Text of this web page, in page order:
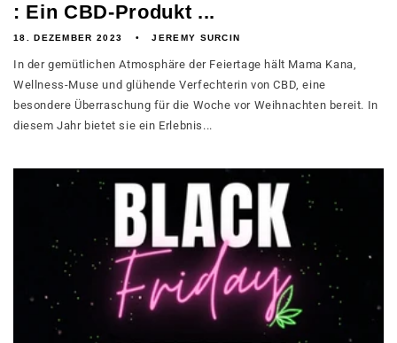
: Ein CBD-Produkt ...
18. DEZEMBER 2023 JEREMY SURCIN
In der gemütlichen Atmosphäre der Feiertage hält Mama Kana,
Wellness-Muse und glühende Verfechterin von CBD, eine
besondere Überraschung für die Woche vor Weihnachten bereit. In
diesem Jahr bietet sie ein Erlebnis...